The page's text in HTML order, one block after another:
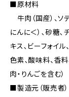
■原材料
牛肉（国産）、ソ
にんに＜）、砂糖、
キス、ビーフォイ
色素、酸味料、香
肉・りんごを含む）
■製造元（販売者）